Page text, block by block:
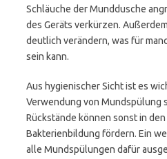
Schläuche der Munddusche
des Geräts verkürzen.
deutlich verändern, was für
sein kann.
Aus hygienischer Sicht ist es
Verwendung von Mundspülung
Rückstände können sonst in
Bakterienbildung fördern. Ein
alle Mundspülungen dafür